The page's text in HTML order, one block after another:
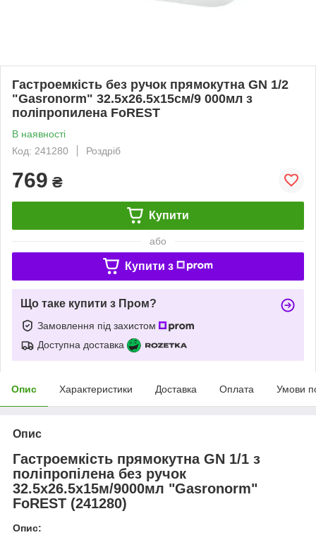
Гастроемкість без ручок прямокутна GN 1/2
"Gasronorm" 32.5х26.5х15см/9 000мл з
поліпропилена FoREST
В наявності
Код: 241280
Роздріб
769 ₴
Купити
або
Купити з
Що таке купити з Пром?
Замовлення під захистом
Доступна доставка
Опис Характеристики Доставка Оплата Умови
Опис
Гастроемкість прямокутна GN 1/1 з
поліпропілена без ручок
32.5х26.5х15м/9000мл "Gasronorm"
FoREST (241280)
Опис: